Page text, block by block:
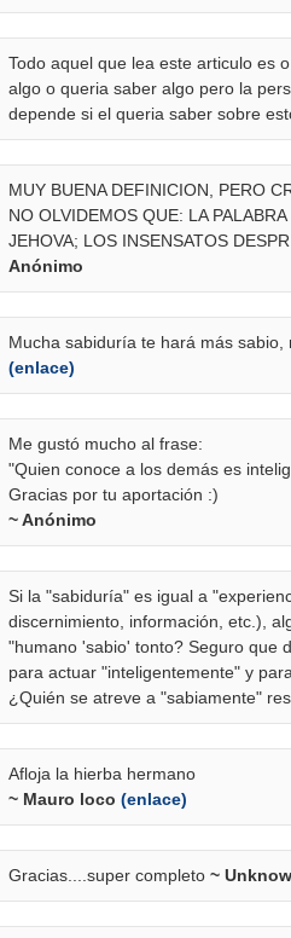
Todo aquel que lea este articulo es
algo o queria saber algo pero la
depende si el queria saber sobre
MUY BUENA DEFINICION, PERO
NO OLVIDEMOS QUE: LA
JEHOVA; LOS INSENSATOS
Anónimo
Mucha sabiduría te hará más
(enlace)
Me gustó mucho al frase:
"Quien conoce a los demás es
Gracias por tu aportación :)
~ Anónimo
Si la "sabiduría" es igual a
discernimiento, información, etc.),
"humano 'sabio' tonto? Seguro que
para actuar "inteligentemente" y
¿Quién se atreve a "sabiamente"
Afloja la hierba hermano
~ Mauro loco (enlace)
Gracias....super completo ~